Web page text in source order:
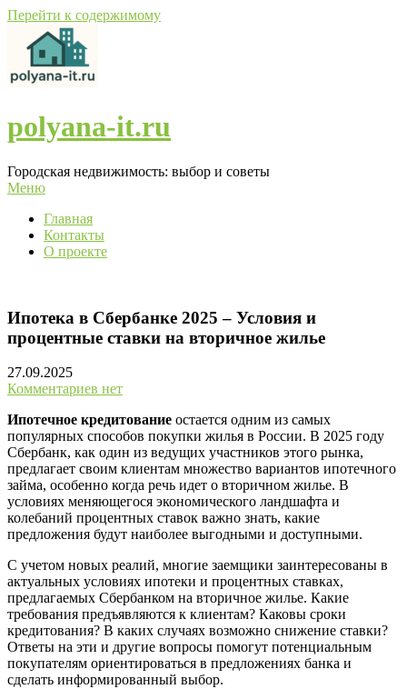
Перейти к содержимому
polyana-it.ru
Городская недвижимость: выбор и советы
Меню
Главная
Контакты
О проекте
Ипотека в Сбербанке 2025 – Условия и
процентные ставки на вторичное жилье
27.09.2025
Комментариев нет
Ипотечное кредитование остается одним из самых
популярных способов покупки жилья в России. В 2025 году
Сбербанк, как один из ведущих участников этого рынка,
предлагает своим клиентам множество вариантов ипотечного
займа, особенно когда речь идет о вторичном жилье. В
условиях меняющегося экономического ландшафта и
колебаний процентных ставок важно знать, какие
предложения будут наиболее выгодными и доступными.
С учетом новых реалий, многие заемщики заинтересованы в
актуальных условиях ипотеки и процентных ставках,
предлагаемых Сбербанком на вторичное жилье. Какие
требования предъявляются к клиентам? Каковы сроки
кредитования? В каких случаях возможно снижение ставки?
Ответы на эти и другие вопросы помогут потенциальным
покупателям ориентироваться в предложениях банка и
сделать информированный выбор.